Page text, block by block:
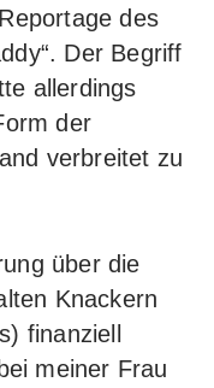
des
Der Begriff
allerdings
der
verbreitet zu
über die
Knackern
finanziell
meiner Frau